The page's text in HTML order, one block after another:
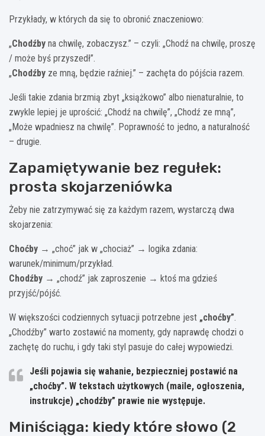
Przykłady, w których da się to obronić znaczeniowo:
„Chodźby na chwilę, zobaczysz.” – czyli: „Chodź na chwilę, proszę
/ może byś przyszedł”.
„Chodźby ze mną, będzie raźniej.” – zachęta do pójścia razem.
Jeśli takie zdania brzmią zbyt „książkowo” albo nienaturalnie, to
zwykle lepiej je uprościć: „Chodź na chwilę”, „Chodź ze mną”,
„Może wpadniesz na chwilę”. Poprawność to jedno, a naturalność
– drugie.
Zapamiętywanie bez regułek:
prosta skojarzeniówka
Żeby nie zatrzymywać się za każdym razem, wystarczą dwa
skojarzenia:
Choćby → „choć” jak w „chociaż” → logika zdania:
warunek/minimum/przykład.
Chodźby → „chodź” jak zaproszenie → ktoś ma gdzieś
przyjść/pójść.
W większości codziennych sytuacji potrzebne jest „choćby”.
„Chodźby” warto zostawić na momenty, gdy naprawdę chodzi o
zachętę do ruchu, i gdy taki styl pasuje do całej wypowiedzi.
Jeśli pojawia się wahanie, bezpieczniej postawić na
„choćby”. W tekstach użytkowych (maile, ogłoszenia,
instrukcje) „chodźby” prawie nie występuje.
Miniściąga: kiedy które słowo (2